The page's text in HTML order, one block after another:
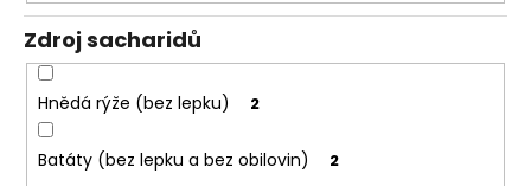
Zdroj sacharidů
Hnědá rýže (bez lepku) 2
Batáty (bez lepku a bez obilovin) 2